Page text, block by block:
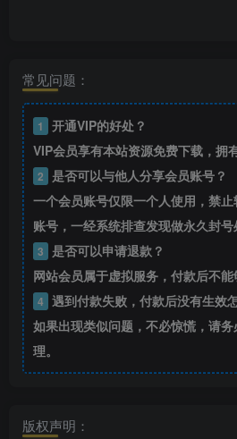
常见问题：
1
开通VIP的好处？
VIP会员享有本站资源免费下载，拥
2
是否可以与他人分享会员账号？
一个会员账号仅限一个人使用，禁
账号，一经系统排查发现做永久封号
3
是否可以申请退款？
网站会员属于虚拟服务，付款后不能
4 遇到付款失败，付款后没有生效
如果出现类似问题，不必惊慌，请
理。
版权声明：